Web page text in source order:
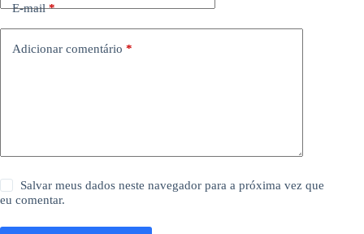
E-mail*
Adicionar comentário *
Salvar meus dados neste navegador para a próxima vez que
eu comentar.